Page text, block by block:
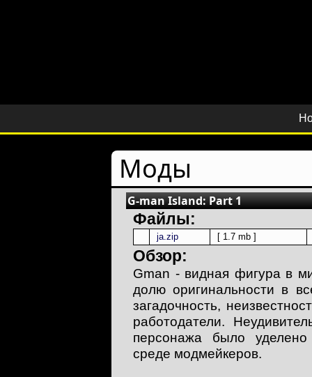
Моды
G-man Island: Part 1
Файлы:
ja.zip [ 1.7 mb ]
Обзор:
Gman - видная фигура в
долю оригинальности в
загадочность,
работодатели.
персонажа было
среде модмейкеров.